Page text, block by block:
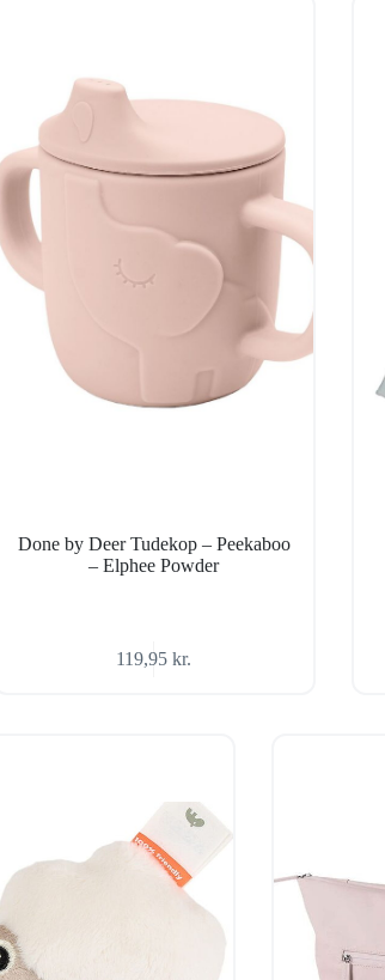
Done by Deer Tudekop – Peekaboo
– Elphee Powder
119,95kr.